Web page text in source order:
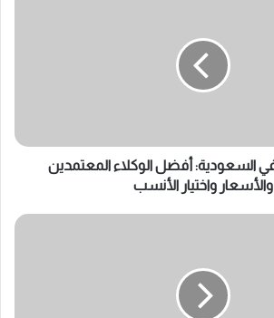
السعودية: أفضل الوكلاء المعتمدين
والأسعار واختيار الأنسب